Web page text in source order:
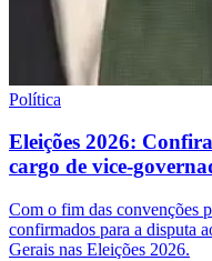
Política
Eleições 2026:
cargo de vice-
Com o fim das convenções
confirmados para a disputa
Gerais nas Eleições 2026.